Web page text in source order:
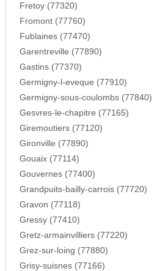
Fretoy (77320)
Fromont (77760)
Fublaines (77470)
Garentreville (77890)
Gastins (77370)
Germigny-l-eveque (77910)
Germigny-sous-coulombs (77840)
Gesvres-le-chapitre (77165)
Giremoutiers (77120)
Gironville (77890)
Gouaix (77114)
Gouvernes (77400)
Grandpuits-bailly-carrois (77720)
Gravon (77118)
Gressy (77410)
Gretz-armainvilliers (77220)
Grez-sur-loing (77880)
Grisy-suisnes (77166)